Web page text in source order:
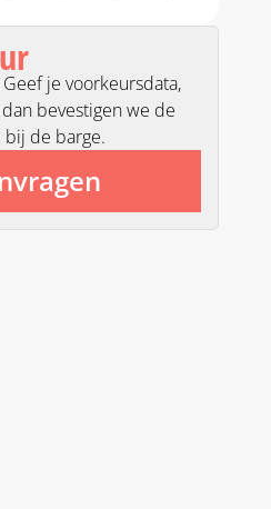
je voorkeursdata,
bevestigen we de
de barge.